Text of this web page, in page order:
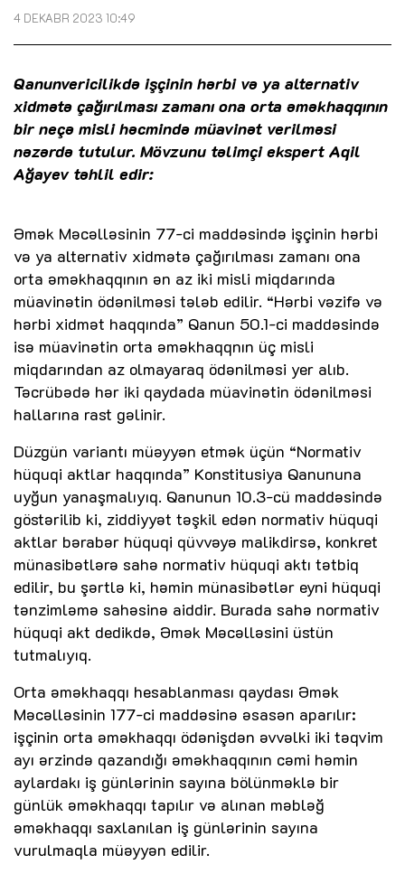
4 DEKABR 2023 10:49
Qanunvericilikdə işçinin hərbi və ya alternativ
xidmətə çağırılması zamanı ona orta əməkhaqqının
bir neçə misli həcmində müavinət verilməsi
nəzərdə tutulur. Mövzunu təlimçi ekspert Aqil
Ağayev təhlil edir:
Əmək Məcəlləsinin 77-ci maddəsində işçinin hərbi
və ya alternativ xidmətə çağırılması zamanı ona
orta əməkhaqqının ən az iki misli miqdarında
müavinətin ödənilməsi tələb edilir. “Hərbi vəzifə və
hərbi xidmət haqqında” Qanun 50.1-ci maddəsində
isə müavinətin orta əməkhaqqnın üç misli
miqdarından az olmayaraq ödənilməsi yer alıb.
Təcrübədə hər iki qaydada müavinətin ödənilməsi
hallarına rast gəlinir.
Düzgün variantı müəyyən etmək üçün “Normativ
hüquqi aktlar haqqında” Konstitusiya Qanununa
uyğun yanaşmalıyıq. Qanunun 10.3-cü maddəsində
göstərilib ki, ziddiyyət təşkil edən normativ hüquqi
aktlar bərabər hüquqi qüvvəyə malikdirsə, konkret
münasibətlərə sahə normativ hüquqi aktı tətbiq
edilir, bu şərtlə ki, həmin münasibətlər eyni hüquqi
tənzimləmə sahəsinə aiddir. Burada sahə normativ
hüquqi akt dedikdə, Əmək Məcəlləsini üstün
tutmalıyıq.
Orta əməkhaqqı hesablanması qaydası Əmək
Məcəlləsinin 177-ci maddəsinə əsasən aparılır:
işçinin orta əməkhaqqı ödənişdən əvvəlki iki təqvim
ayı ərzində qazandığı əməkhaqqının cəmi həmin
aylardakı iş günlərinin sayına bölünməklə bir
günlük əməkhaqqı tapılır və alınan məbləğ
əməkhaqqı saxlanılan iş günlərinin sayına
vurulmaqla müəyyən edilir.